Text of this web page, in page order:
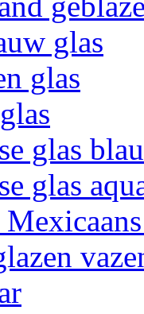
glas
glas
glas
glas